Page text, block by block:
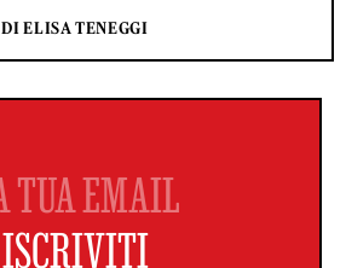
DI ELISA TENEGGI